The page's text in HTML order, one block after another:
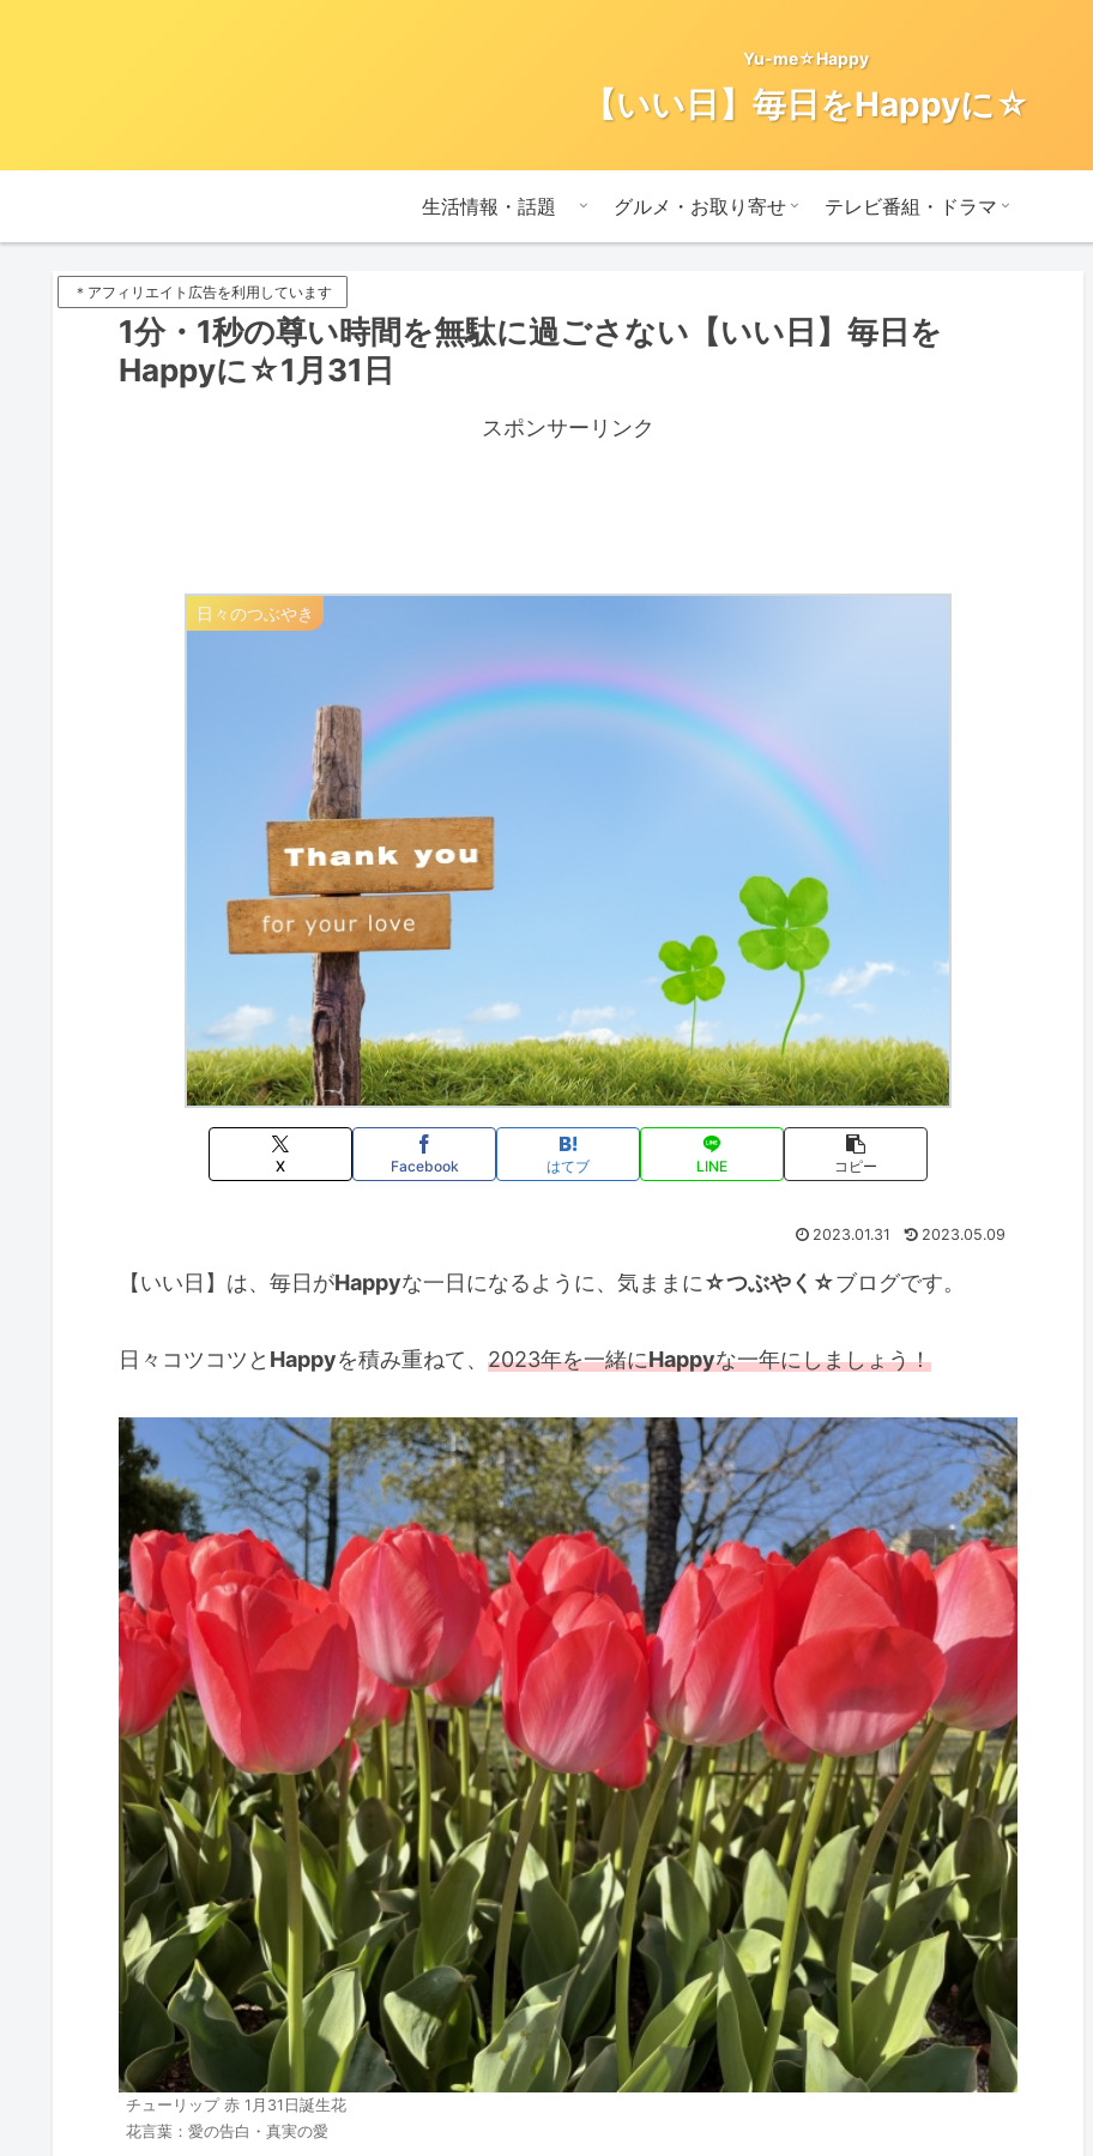
Yu-me☆Happy
【いい日】毎日をHappyに☆
生活情報・話題 グルメ・お取り寄せ テレビ番組・ドラマ
＊アフィリエイト広告を利用しています
1分・1秒の尊い時間を無駄に過ごさない【いい日】毎日を
Happyに☆1月31日
スポンサーリンク
日々のつぶやき
X Facebook はてブ LINE コピー
2023.01.31 2023.05.09
【いい日】は、毎日がHappyな一日になるように、気ままに☆つぶやく☆ブログです。
日々コツコツと Happyを積み重ねて、 2023年を一緒にHappyな一年にしましょう！
チューリップ 赤 1月31日誕生花
花言葉：愛の告白・真実の愛